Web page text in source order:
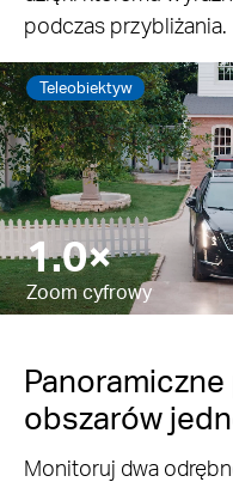
podczas przybliżania.
Teleobiektyw
10.8×
Zoom cyfrowy
obszarów
Monitoruj dwa